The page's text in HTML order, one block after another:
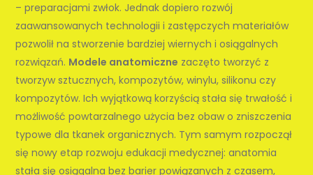
– preparacjami zwłok. Jednak dopiero rozwój
zaawansowanych technologii i zastępczych materiałów
pozwolił na stworzenie bardziej wiernych i osiągalnych
rozwiązań. Modele anatomiczne zaczęto tworzyć z
tworzyw sztucznych, kompozytów, winylu, silikonu czy
kompozytów. Ich wyjątkową korzyścią stała się trwałość i
możliwość powtarzalnego użycia bez obaw o zniszczenia
typowe dla tkanek organicznych. Tym samym rozpoczął
się nowy etap rozwoju edukacji medycznej: anatomia
stała się osiągalna bez barier powiązanych z czasem,